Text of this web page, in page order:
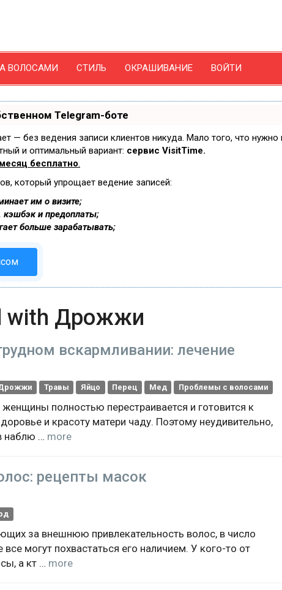
ВОЛОСАМИ СТИЛЬ ОКРАШИВАНИЕ ВОЙТИ
Telegram-боте
— без ведения записи клиентов никуда. Мало того, что
и оптимальный вариант: сервис VisitTime.
бесплатно.
который упрощает ведение записей:
им о визите;
кэшбэк и предоплаты;
больше зарабатывать;
with Дрожжи
вскармливании: лечение
Травы Яйцо Перец Мед Проблемы с волосами
полностью перестраивается и готовится к
и красоту матери чаду. Поэтому неудивительно,
наблю … more
рецепты масок
за внешнюю привлекательность волос, в число
могут похвастаться его наличием. У кого-то от
а кт … more